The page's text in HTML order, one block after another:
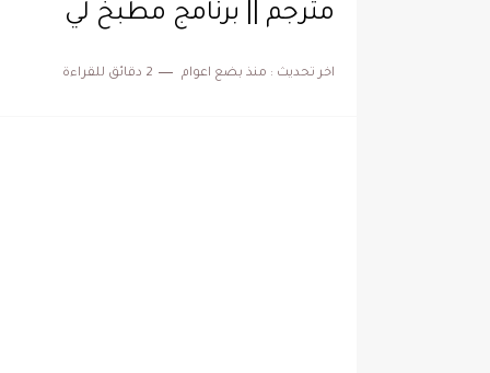
مترجم || برنامج مطبخ لي
اخر تحديث : منذ بضع اعوام 2 دقائق للقراءة